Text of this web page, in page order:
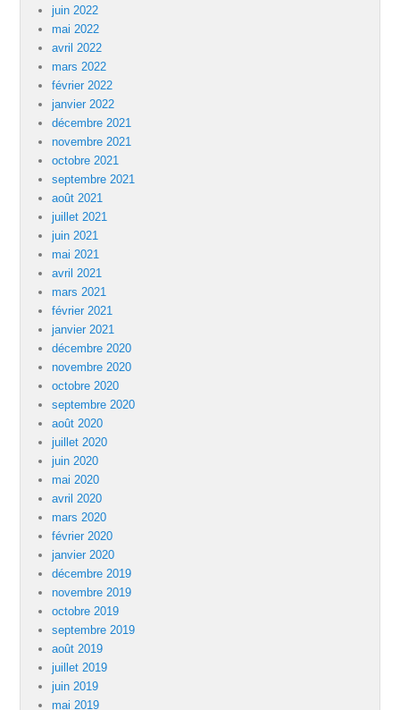
juin 2022
mai 2022
avril 2022
mars 2022
février 2022
janvier 2022
décembre 2021
novembre 2021
octobre 2021
septembre 2021
août 2021
juillet 2021
juin 2021
mai 2021
avril 2021
mars 2021
février 2021
janvier 2021
décembre 2020
novembre 2020
octobre 2020
septembre 2020
août 2020
juillet 2020
juin 2020
mai 2020
avril 2020
mars 2020
février 2020
janvier 2020
décembre 2019
novembre 2019
octobre 2019
septembre 2019
août 2019
juillet 2019
juin 2019
mai 2019